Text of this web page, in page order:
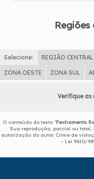
Selecione: REGIÃO CENTRAL
ZONA OESTE ZONA SUL
Verifique as
O conteúdo do texto "Fechamento
Sua reprodução, parcial ou
autorização do autor. Crime de
– Lei 9610/